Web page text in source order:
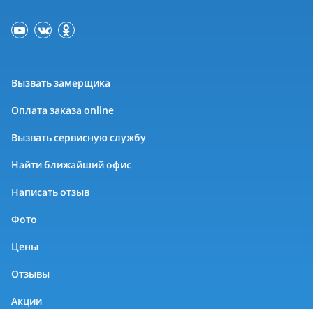
Вызвать замерщика
Оплата заказа online
Вызвать сервисную службу
Найти ближайший офис
Написать отзыв
Фото
Цены
Отзывы
Акции